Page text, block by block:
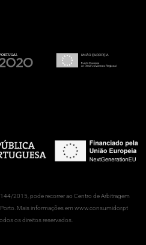
2015, pode recorrer ao Centro de Arbitragem
Mais informações em www.consumidor.pt
os direitos reservados.